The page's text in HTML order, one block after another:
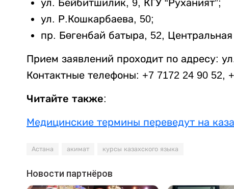
ул. Бейбитшилик, 9, КГУ “Руханият”;
ул. Р.Кошкарбаева, 50;
пр. Бөгенбай батыра, 52,
Прием заявлений проходит по адресу:
Контактные телефоны: +7 7172 24 90 52,
Читайте также:
Медицинские термины переведут на
Астана акимат курсы казахского языка